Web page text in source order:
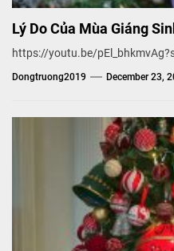
Lý Do Của Mùa Giáng
https://youtu.be/
Dongtruong2019 December 23,